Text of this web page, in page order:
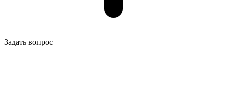
Задать вопрос